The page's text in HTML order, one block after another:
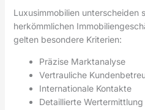
Luxusimmobilien unterscheiden
herkömmlichen
gelten besondere Kriterien:
Präzise Marktanalyse
Vertrauliche
Internationale Kontakte
Detaillierte Wertermittlung